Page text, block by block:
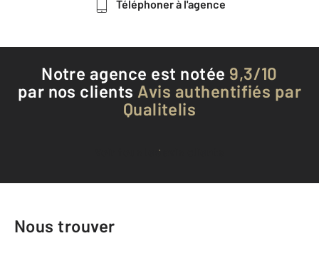
Téléphoner à l'agence
Notre agence est notée 9,3/10
par nos clients Avis authentifiés par
Qualitelis
Voir tous les avis clients
Nous trouver